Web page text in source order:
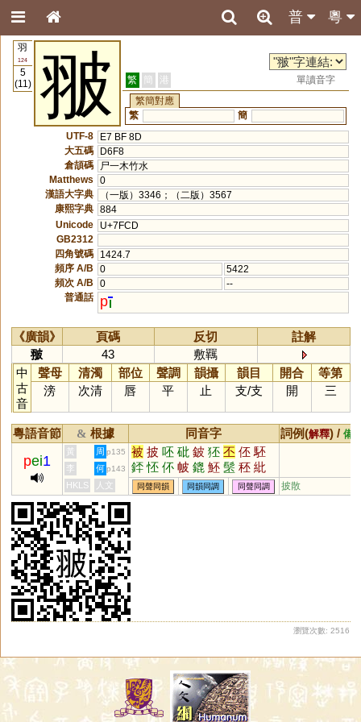
粵
普
羽
124
5
(11)
翍 繁 簡 港
單讀音字
繁簡對應
繁
簡
UTF-8
E7 BF 8D
大五碼
D6F8
倉頡碼
尸一木竹水
Matthews
0
漢語大字典
（一版）3346；（二版）3567
康熙字典 884
Unicode
U+7FCD
GB2312
四角號碼
1424.7
頻序 A/B
0
5422
頻次 A/B
0
--
普通話
p
《廣韻》 頁碼 反切
註解
翍
43
敷羈
中
古
音
聲母 清濁 部位 聲調 韻攝 韻目 開合
等第
滂
次清 唇 平 止 支/支 開 三
粵語音節 & 根據 同音字 詞例(解釋) / 備
pei1
黃 周 p135 被 披 呸 砒 鈹 狉 丕 伾 駓
銔 怌 伓 帔 鎞 魾 髬 秠 紕
李 何 p143
HKLS 人文 同聲同韻 同韻同調 同聲同調 披散
瀏覽次數: 2516